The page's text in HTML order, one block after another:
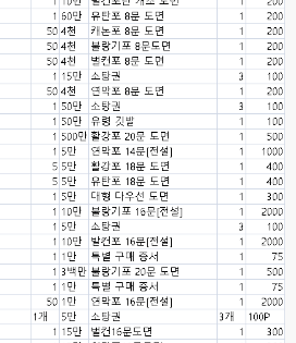
00:06
00:07
라던지 좀 빠진부분도많고 안되는부분도많고
00:07
00:07
00:08
더라구요
00:08